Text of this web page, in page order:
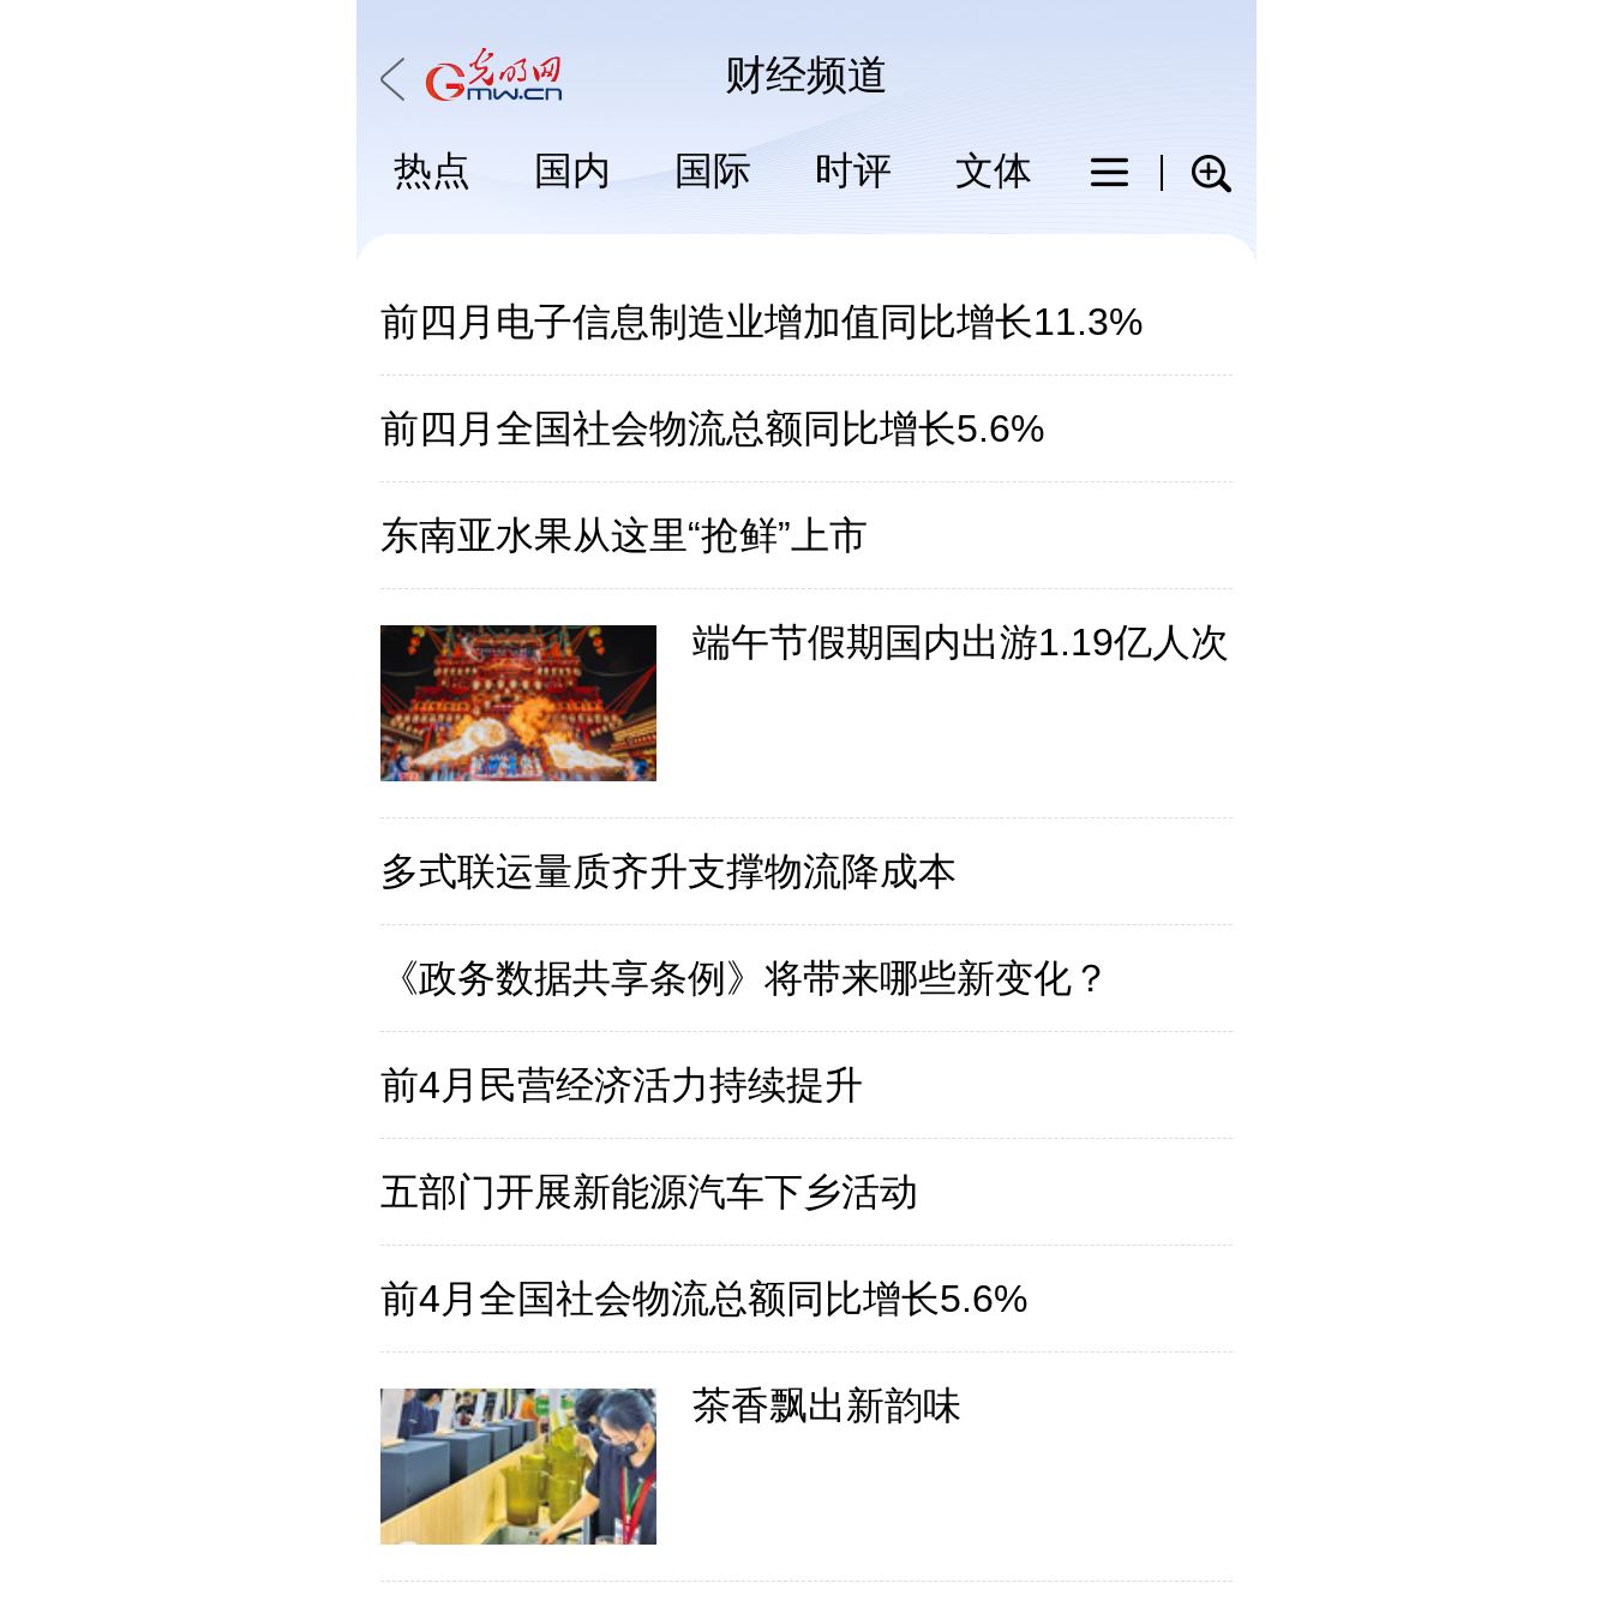
财经频道
热点 国内 国际 时评 文体 科普
前四月电子信息制造业增加值同比增长11.3%
前四月全国社会物流总额同比增长5.6%
东南亚水果从这里“抢鲜”上市
端午节假期国内出游1.19亿人次
多式联运量质齐升支撑物流降成本
《政务数据共享条例》将带来哪些新变化？
前4月民营经济活力持续提升
五部门开展新能源汽车下乡活动
前4月全国社会物流总额同比增长5.6%
茶香飘出新韵味